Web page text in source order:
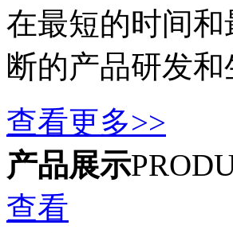
在最短的时间
断的产品研发
查看更多>>
产品展示
查看